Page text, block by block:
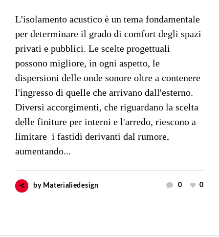
L'isolamento acustico è un tema fondamentale
per determinare il grado di comfort degli spazi
privati e pubblici. Le scelte progettuali
possono migliore, in ogni aspetto, le
dispersioni delle onde sonore oltre a contenere
l'ingresso di quelle che arrivano dall'esterno.
Diversi accorgimenti, che riguardano la scelta
delle finiture per interni e l'arredo, riescono a
limitare i fastidi derivanti dal rumore,
aumentando...
by Materialiedesign 0 0